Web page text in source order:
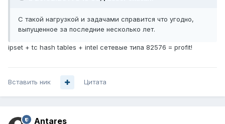
С такой нагрузкой и задачами справится что угодно,
выпущенное за последние несколько лет.
ipset + tc hash tables + intel сетевые типа 82576 = profit!
Вставить ник Цитата
Antares